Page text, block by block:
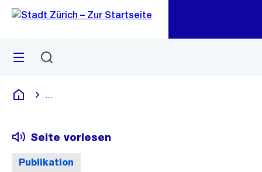
Navigation
Sprunglink
Menü
Deutsch
Publikation
Seite vorlesen